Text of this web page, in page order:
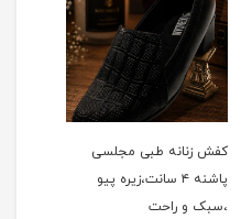
کفش زنانه طبی مجلسی
پاشنه ۴ سانت،زیره پیو
،سبک و راحت